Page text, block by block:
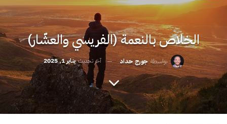
الخلاص بالنعمة (الفريسي والعشّار)
بواسطة جورج حداد آخر تحديثيناير 1, 2025